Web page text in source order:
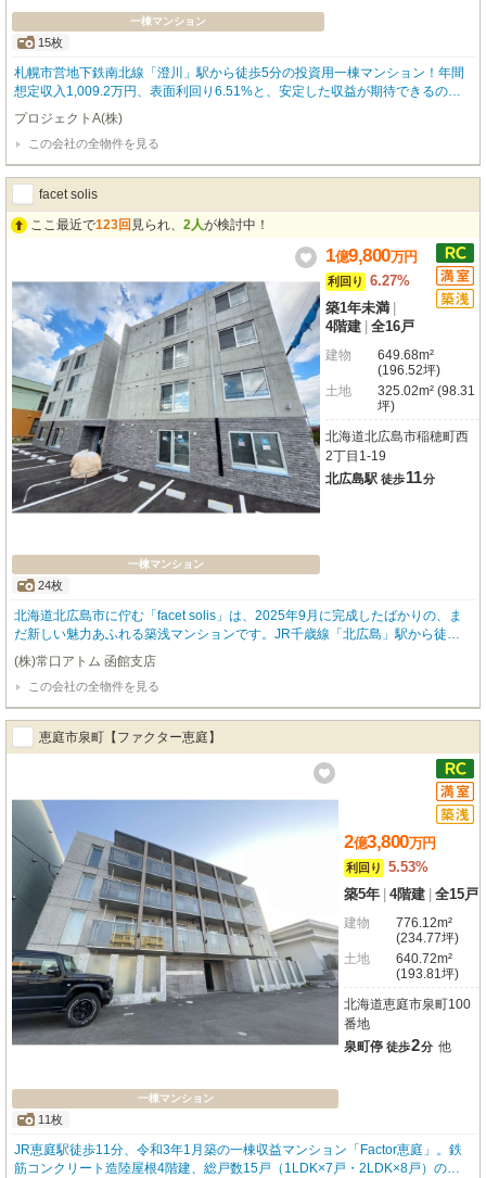
一棟マンション
15枚
札幌市営地下鉄南北線「澄川」駅から徒歩5分の投資用一棟マンション！年間
想定収入1,009.2万円、表面利回り6.51%と、安定した収益が期待できるのが
大きな魅力です。入居者様の快適な暮らしをサポートする設備も充実。徒歩圏
内にはコンビニ、保育園、銀行、図書館などが揃い、日々の生活を豊かにする
利便性も兼ね備えています。※本物件は現状有姿での引渡しのため、契約不適
合責任は免責となります。※ガス貸与契約の継承が必須です。※インターネッ
トサービス利用料の所有者負担あり。※賃料等の収入や利回りは、将来にわた
り、確実に得られることを保証するものではありません。※賃料等は、賃貸中
のものについては現在の賃料で、新築および空室または一部空きありのものに
ます。※利回りは、現況または満室想定時の賃料等の収入に基づく単純利回り
（賃料等の年間合計金額÷購入価格×100）で、公租公課や維持管理費等の必要
経費は控除されていません。ご不明点やご質問などありましたら担当者（東：
090-9755-9898）までご連絡くださいませ。
プロジェクトA(株)
この会社の全物件を見る
facet solis
ここ最近で123回 見られ、 2人が検討中！
一棟マンション
24枚
1億9,800万円
利回り
6.27%
築1年未満
4階建 全16戸
建物
649.68m²
(196.52坪)
土地
325.02m² (98.31
坪)
北海道北広島市稲穂町西
2丁目1-19
北広島駅 徒歩11分
北海道北広島市に佇む「facet solis」は、2025年9月に完成したばかりの、ま
だ新しい魅力あふれる築浅マンションです。JR千歳線「北広島」駅から徒歩1
1分と、日々のアクセスもスムーズなのが嬉しいポイントですね。周辺には徒
歩6分のコンビニ「セイコーマート」や「ほっともっと」、徒歩8分のスーパー
「コープさっぽろ」があり、お買い物や外食に困ることはありません。北広島
市役所も徒歩7分と、生活に必要な施設が徒歩圏内に揃い、快適な毎日を過ご
していただけます。全16戸の1LDK（37.0㎡～37.17㎡）は、お一人暮らしや
カップルにぴったりのゆとりある空間。オートロック、バス・トイレ別、高速
インターネット対応、バルコニー付きと設備も充実しています。あの北海道ボ
ールパークFビレッジやエスコンフィールドも身近に感じられるロケーション
で、賃貸需要も期待できますね。現在、全戸満室稼働中ですので、安定した収
益をお考えのオーナー様にも大変魅力的な物件です。将来を見据えた資産形成
として、ぜひ一度ご検討ください。
(株)常口アトム 函館支店
この会社の全物件を見る
恵庭市泉町【ファクター恵庭】
一棟マンション
11枚
2億3,800万円
利回り
5.53%
築5年 4階建 全15戸
建物
776.12m²
(234.77坪)
土地
640.72m²
(193.81坪)
北海道恵庭市泉町100
番地
泉町停 徒歩2分 他
JR恵庭駅徒歩11分、令和3年1月築の一棟収益マンション「Factor恵庭」。鉄
筋コンクリート造陸屋根4階建、総戸数15戸（1LDK×7戸・2LDK×8戸）のオ